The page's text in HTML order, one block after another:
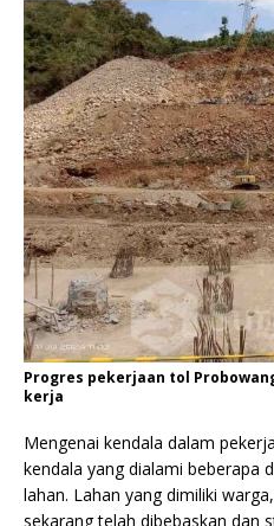
Progres pekerjaan tol
kerja
Mengenai kendala dalam
kendala yang dialami beberapa
lahan. Lahan yang dimiliki
sekarang telah dibebaskan dan